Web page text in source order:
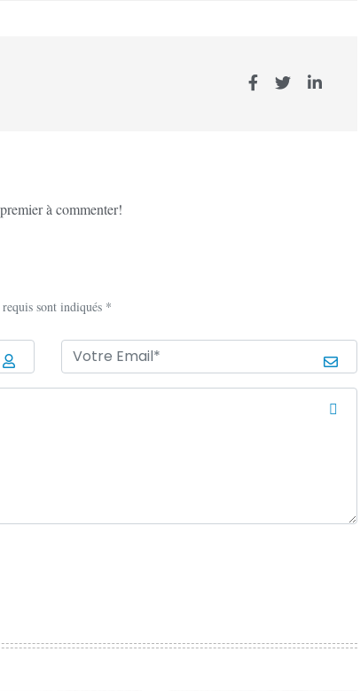
à commenter!
requis sont indiqués *